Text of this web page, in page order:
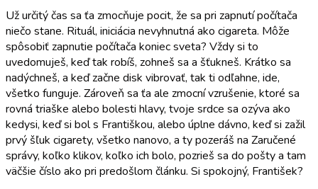
Už určitý čas sa ťa zmocňuje pocit, že sa pri zapnutí počítača
niečo stane. Rituál, iniciácia nevyhnutná ako cigareta. Môže
spôsobiť zapnutie počítača koniec sveta? Vždy si to
uvedomuješ, keď tak robíš, zohneš sa a šťukneš. Krátko sa
nadýchneš, a keď začne disk vibrovať, tak ti odľahne, ide,
všetko funguje. Zároveň sa ťa ale zmocní vzrušenie, ktoré sa
rovná triaške alebo bolesti hlavy, tvoje srdce sa ozýva ako
kedysi, keď si bol s Františkou, alebo úplne dávno, keď si zažil
prvý šľuk cigarety, všetko nanovo, a ty pozeráš na Zaručené
správy, koľko klikov, koľko ich bolo, pozrieš sa do pošty a tam
väčšie číslo ako pri predošlom článku. Si spokojný, František?